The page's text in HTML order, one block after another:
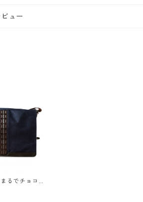
ビュー
るでチョコ
国産レザー
ィエ小山進